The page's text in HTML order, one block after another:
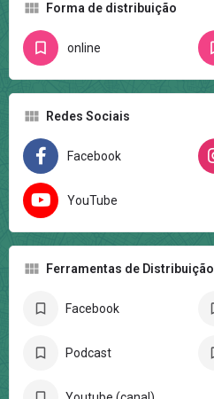
Forma de distribuição
online
Redes Sociais
Facebook
YouTube
Ferramentas de Distribuição
Facebook
Podcast